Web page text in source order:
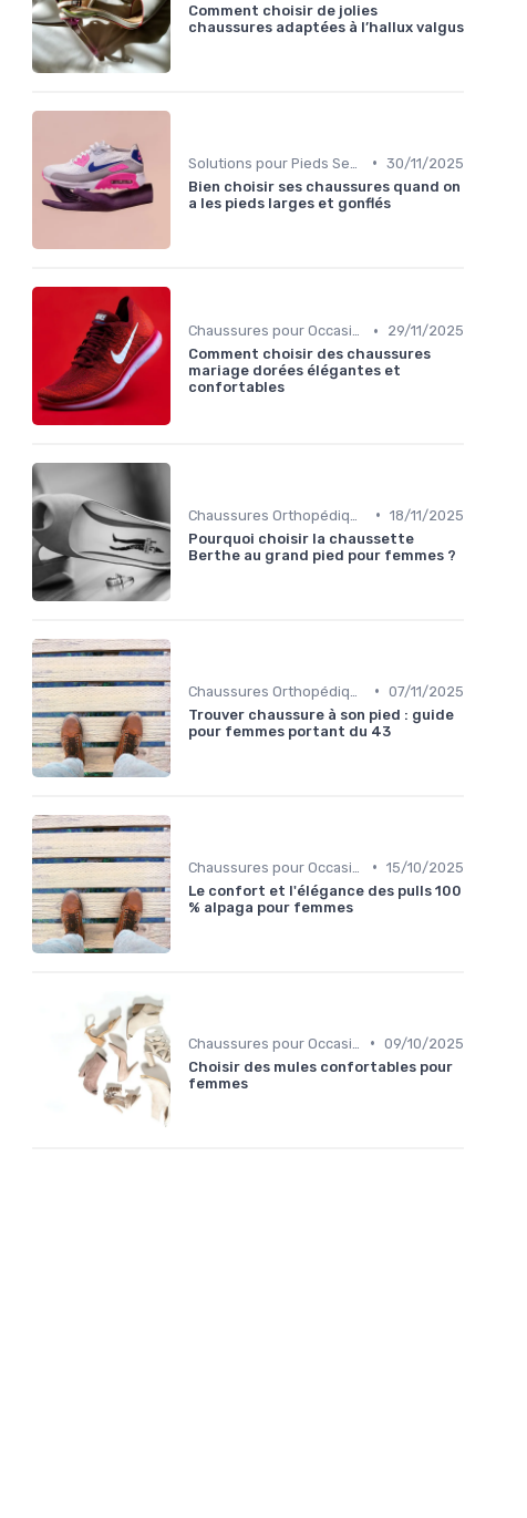
Comment choisir de jolies
chaussures adaptées à l’hallux valgus
• 30/11/2025
Bien choisir ses chaussures quand on
a les pieds larges et gonflés
Chaussures pour Occasions Spéciales •
29/11/2025
Comment choisir des chaussures
mariage dorées élégantes et
confortables
• 18/11/2025
Pourquoi choisir la chaussette
Berthe au grand pied pour femmes ?
• 07/11/2025
Trouver chaussure à son pied : guide
pour femmes portant du 43
• 15/10/2025
Le confort et l'élégance des pulls 100
% alpaga pour femmes
• 09/10/2025
Choisir des mules confortables pour
femmes